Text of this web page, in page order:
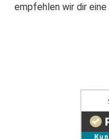
empfehlen wir dir eine